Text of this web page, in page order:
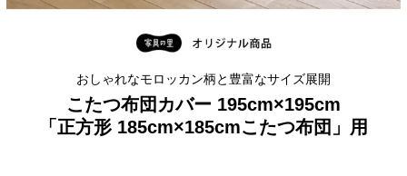
おしゃれなモロッカン柄と豊富なサイズ展開
こたつ布団カバー 195cm×195cm
「正方形 185cm×185cmこたつ布団」用